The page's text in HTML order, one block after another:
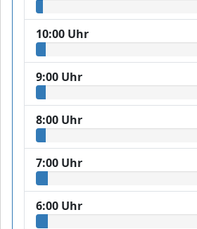
10:00 Uhr
9:00 Uhr
8:00 Uhr
7:00 Uhr
6:00 Uhr